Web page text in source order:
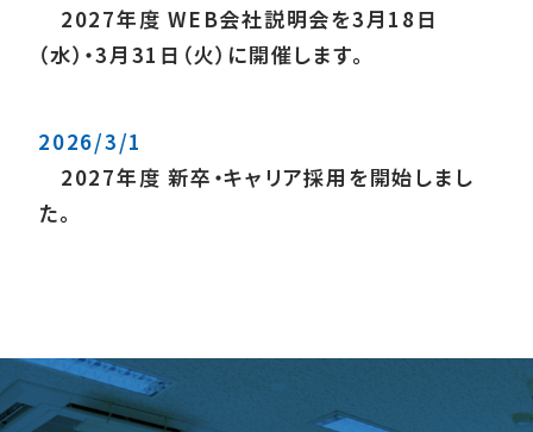
2027年度 WEB会社説明会を3月18日
（水）・3月31日（火）に開催します。
2026/3/1
2027年度 新卒・キャリア採用を開始しまし
た。